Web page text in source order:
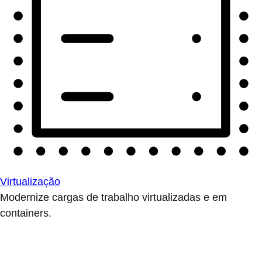
Virtualização
Modernize cargas de trabalho virtualizadas e em
containers.